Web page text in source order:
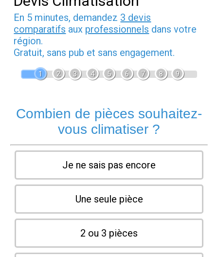
En 5 minutes, demandez 3 devis
comparatifs aux professionnels dans votre
région.
Gratuit, sans pub et sans engagement.
1 2 3 4 5 6 7 8 9
Combien de pièces souhaitez-
vous climatiser ?
Je ne sais pas encore
Une seule pièce
2 ou 3 pièces